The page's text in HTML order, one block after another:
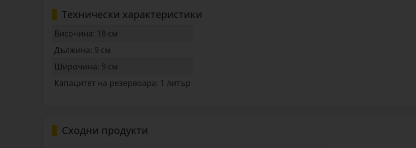
Технически характеристики
Височина: 18 см
Дължина: 9 см
Широчина: 9 см
Капацитет на резервоара: 1 литър
Сходни продукти